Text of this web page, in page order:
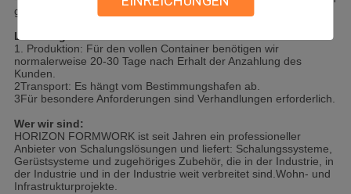
geschüttet geladen.
Lieferung:
1. Produktion: Für den vollen Container benötigen wir
normalerweise 20-30 Tage nach Erhalt der Anzahlung des
Kunden.
2Transport: Es hängt vom Bestimmungshafen ab.
3Für besondere Anforderungen sind Verhandlungen erforderlich.
Wer wir sind:
HORIZON FORMWORK ist seit Jahren ein professioneller
Anbieter von Schalungslösungen und liefert: Schalungssysteme,
Gerüstsysteme und zugehöriges Zubehör, die in der Industrie, in
der Industrie und in der Industrie weit verbreitet sind.Wohn- und
Infrastrukturprojekte.